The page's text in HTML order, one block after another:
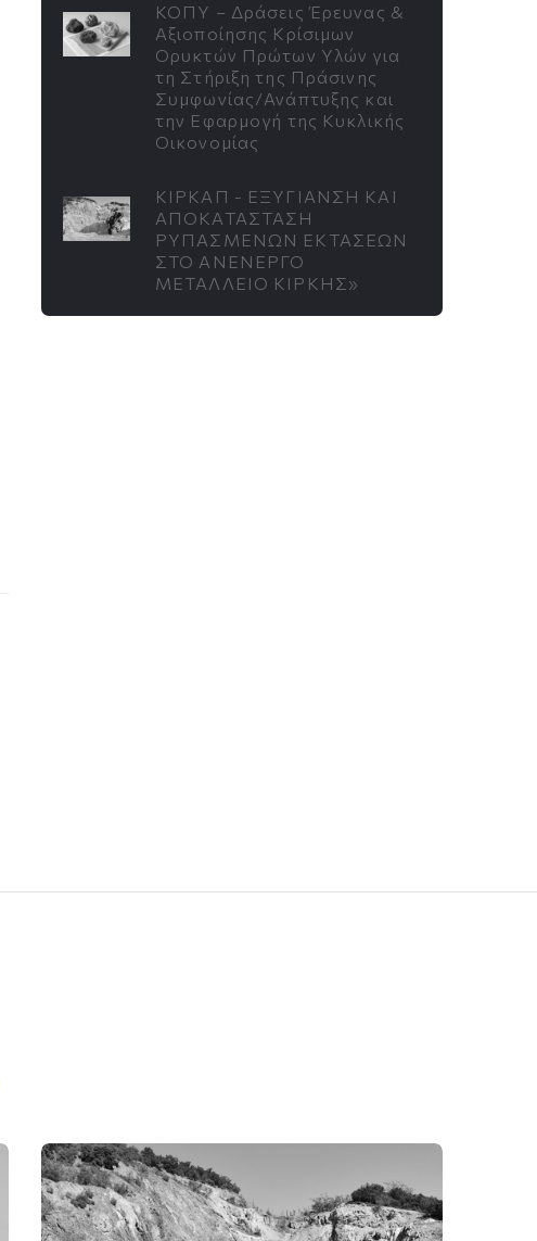
ΚΟΠΥ – Δράσεις Έρευνας &
Αξιοποίησης Κρίσιμων
Ορυκτών Πρώτων Υλών για
τη Στήριξη της Πράσινης
Συμφωνίας/Ανάπτυξης και
την Εφαρμογή της Κυκλικής
Οικονομίας
ΚΙΡΚΑΠ - ΕΞΥΓΙΑΝΣΗ ΚΑΙ
ΑΠΟΚΑΤΑΣΤΑΣΗ
ΡΥΠΑΣΜΕΝΩΝ ΕΚΤΑΣΕΩΝ
ΣΤΟ ΑΝΕΝΕΡΓΟ
ΜΕΤΑΛΛΕΙΟ ΚΙΡΚΗΣ»